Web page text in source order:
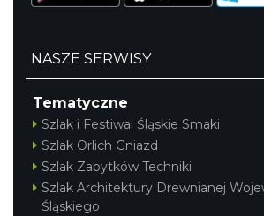
NASZE SERWISY
Tematyczne
Szlak i Festiwal Śląskie Smaki
Szlak Orlich Gniazd
Szlak Zabytków Techniki
Szlak Architektury Drewnianej
Śląskiego